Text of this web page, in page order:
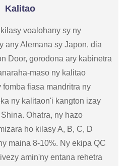
Kalitao
voalohany sy ny
any Alemana sy Japon, dia
Door, gorodona ary kabinetra
maso ny kalitao
fiasa mandritra ny
ny kalitaon'i kangton izay
Ohatra, ny hazo
ho kilasy A, B, C, D
maina 8-10%. Ny ekipa QC
amin'ny entana rehetra